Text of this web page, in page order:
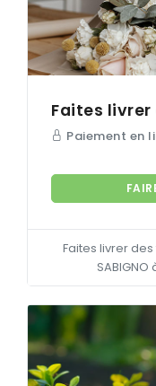
Faites
Paiement en
Faites livrer
SABIGNO